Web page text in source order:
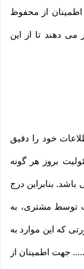
اطمینان از محفوظ
می دهند تا از این
خود را دقیق
بروز هر گونه
بنابراین درج
توسط مشتری، به
که این موارد به
جهت اطمینان از